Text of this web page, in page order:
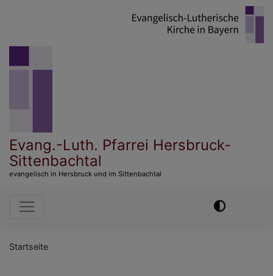
Evang.-Luth. Pfarrei Hersbruck-
Sittenbachtal
evangelisch in Hersbruck und im Sittenbachtal
Hauptnavigation
Startseite